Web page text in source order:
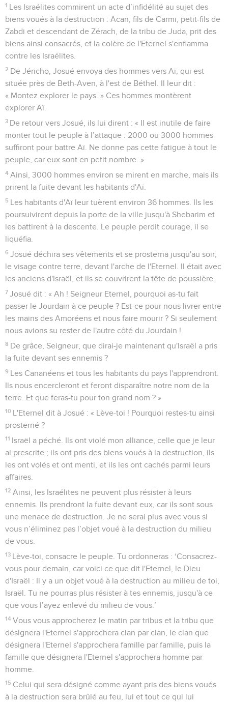
1 Les Israélites commirent un acte d’infidélité au sujet des
biens voués à la destruction : Acan, fils de Carmi, petit-fils de
Zabdi et descendant de Zérach, de la tribu de Juda, prit des
biens ainsi consacrés, et la colère de l'Eternel s'enflamma
contre les Israélites.
2 De Jéricho, Josué envoya des hommes vers Aï, qui est
située près de Beth-Aven, à l'est de Béthel. Il leur dit :
« Montez explorer le pays. » Ces hommes montèrent
explorer Aï.
3 De retour vers Josué, ils lui dirent : « Il est inutile de faire
monter tout le peuple à l’attaque : 2000 ou 3000 hommes
suffiront pour battre Aï. Ne donne pas cette fatigue à tout le
peuple, car eux sont en petit nombre. »
4 Ainsi, 3000 hommes environ se mirent en marche, mais ils
prirent la fuite devant les habitants d'Aï.
5 Les habitants d'Aï leur tuèrent environ 36 hommes. Ils les
poursuivirent depuis la porte de la ville jusqu'à Shebarim et
les battirent à la descente. Le peuple perdit courage, il se
liquéfia.
6 Josué déchira ses vêtements et se prosterna jusqu'au soir,
le visage contre terre, devant l'arche de l'Eternel. Il était avec
les anciens d'Israël, et ils se couvrirent la tête de poussière.
7 Josué dit : « Ah ! Seigneur Eternel, pourquoi as-tu fait
passer le Jourdain à ce peuple ? Est-ce pour nous livrer entre
les mains des Amoréens et nous faire mourir ? Si seulement
nous avions su rester de l'autre côté du Jourdain !
8 De grâce, Seigneur, que dirai-je maintenant qu'Israël a pris
la fuite devant ses ennemis ?
9 Les Cananéens et tous les habitants du pays l'apprendront.
Ils nous encercleront et feront disparaître notre nom de la
terre. Et que feras-tu pour ton grand nom ? »
10 L'Eternel dit à Josué : « Lève-toi ! Pourquoi restes-tu ainsi
prosterné ?
11 Israël a péché. Ils ont violé mon alliance, celle que je leur
ai prescrite ; ils ont pris des biens voués à la destruction, ils
les ont volés et ont menti, et ils les ont cachés parmi leurs
affaires.
12 Ainsi, les Israélites ne peuvent plus résister à leurs
ennemis. Ils prendront la fuite devant eux, car ils sont sous
une menace de destruction. Je ne serai plus avec vous si
vous n’éliminez pas l’objet voué à la destruction du milieu
de vous.
13 Lève-toi, consacre le peuple. Tu ordonneras : ‘Consacrez-
vous pour demain, car voici ce que dit l'Eternel, le Dieu
d'Israël : Il y a un objet voué à la destruction au milieu de toi,
Israël. Tu ne pourras plus résister à tes ennemis, jusqu'à ce
que vous l’ayez enlevé du milieu de vous.’
14 Vous vous approcherez le matin par tribus et la tribu que
désignera l'Eternel s'approchera clan par clan, le clan que
désignera l'Eternel s'approchera famille par famille, puis la
famille que désignera l'Eternel s'approchera homme par
homme.
15 Celui qui sera désigné comme ayant pris des biens voués
à la destruction sera brûlé au feu, lui et tout ce qui lui